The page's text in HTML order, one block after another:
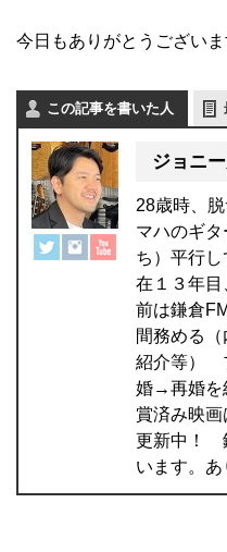
今日もありがとうございま
この記事を書いた人
ジョニ
28歳時、
マハのギ
ち）平行
在１３年目
前は鎌倉
間務める
紹介等）
婚→再婚を
賞済み映
更新中！
います。あ